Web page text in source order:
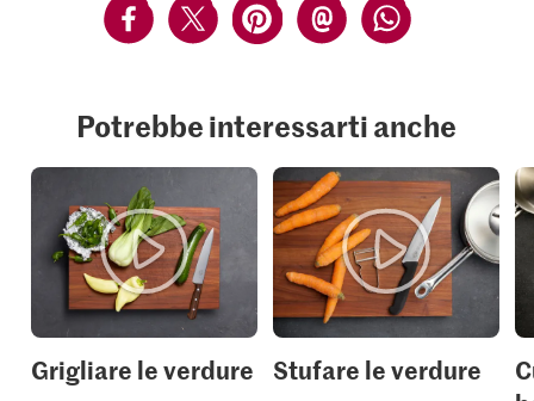
Potrebbe interessarti anche
Grigliare le verdure Stufare le verdure